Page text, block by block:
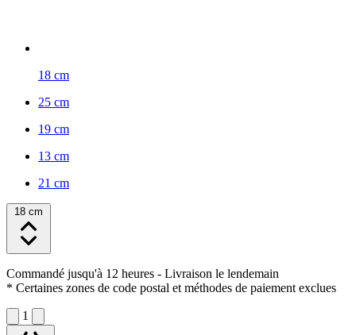
18 cm
25 cm
19 cm
13 cm
21 cm
18 cm
Commandé jusqu'à 12 heures - Livraison le lendemain
* Certaines zones de code postal et méthodes de paiement exclues
1